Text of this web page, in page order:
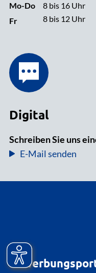
Mo-Do
Fr
8 bis 16 Uhr
8 bis 12 Uhr
Digital
Schreiben Sie uns
E-Mail senden